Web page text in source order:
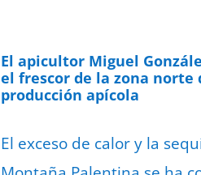
El apicultor Miguel
el frescor de la zona
producción apícola
El exceso de calor y la